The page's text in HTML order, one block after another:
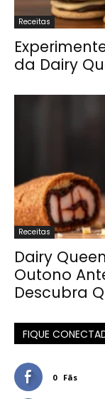
Receitas
da Dairy
Receitas
Dairy
Outono
Descubra
FIQUE
0 Fãs